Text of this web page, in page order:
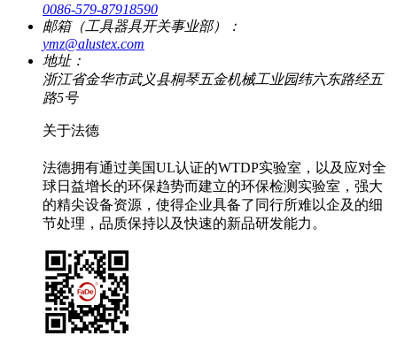
0086-579-87918590
邮箱（工具器具开关事业部）：
ymz@alustex.com
地址：
浙江省金华市武义县桐琴五金机械工业园纬六东路经五
路5号
关于法德
法德拥有通过美国UL认证的WTDP实验室，以及应对全
球日益增长的环保趋势而建立的环保检测实验室，强大
的精尖设备资源，使得企业具备了同行所难以企及的细
节处理，品质保持以及快速的新品研发能力。